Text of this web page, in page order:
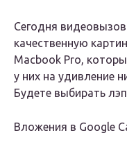
Сегодня
качественную
Macbook Pro,
у них на удивление
Будете выбирать
Вложения в Google